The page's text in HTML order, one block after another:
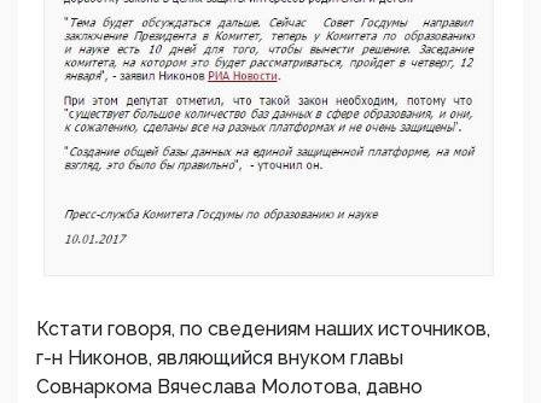
Кстати говоря, по сведениям наших источников,
г-н Никонов, являющийся внуком главы
Совнаркома Вячеслава Молотова, давно